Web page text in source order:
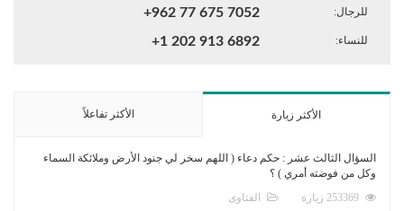
للرجال: +962 77 675 7052
للنساء: +1 202 913 6892
الأكثر زيارة الأكثر تفاعلاً
السؤال الثالث عشر : حكم دعاء ( اللهم سخر لي جنود الأرض وملائكة السماء
وكل من فوضته أمري ) ؟
الفتاوى